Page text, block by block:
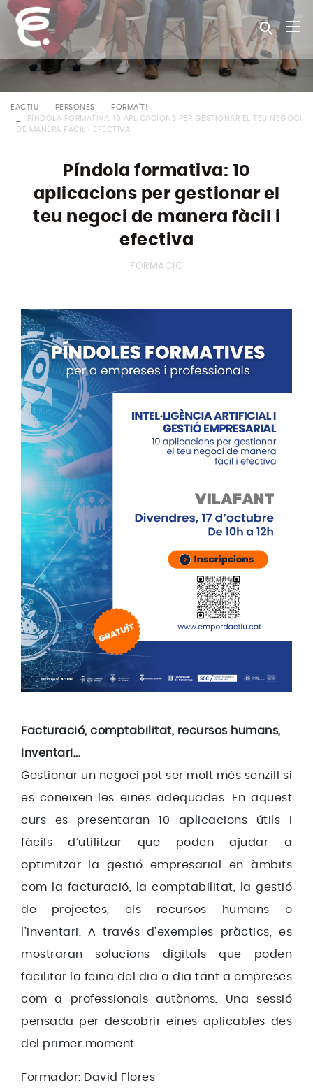
EACTIU PERSONES
FORMA'T!
PÍNDOLA FORMATIVA: 10 APLICACIONS PER GESTIONAR EL TEU NEGOCI
DE MANERA FÀCIL I EFECTIVA
Píndola formativa: 10
aplicacions per gestionar el
teu negoci de manera fàcil i
efectiva
FORMACIÓ
Facturació, comptabilitat, recursos humans,
inventari...
Gestionar un negoci pot ser molt més senzill si
es coneixen les eines adequades. En aquest
curs es presentaran 10 aplicacions útils i
fàcils d’utilitzar que poden ajudar a
optimitzar la gestió empresarial en àmbits
com la facturació, la comptabilitat, la gestió
de projectes, els recursos humans o
l’inventari. A través d’exemples pràctics, es
mostraran solucions digitals que poden
facilitar la feina del dia a dia tant a empreses
com a professionals autònoms. Una sessió
pensada per descobrir eines aplicables des
del primer moment.
Formador: David Flores